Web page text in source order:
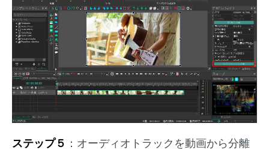
ステップ５ ：オーディオトラックを動画から分離